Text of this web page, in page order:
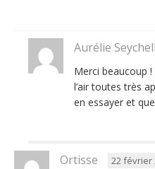
Aurélie
Merci beaucoup
l’air toutes très
en essayer et
Ortisse 22 février